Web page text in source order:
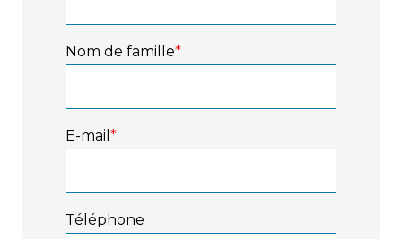
Nom de famille*
E-mail *
Téléphone